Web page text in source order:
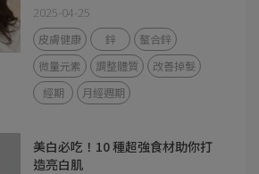
2025-04-25
皮膚健康 鋅
螯合鋅
微量元素
調整體質
改善掉髮
經期
月經週期
美白必吃！10 種超強食材助你打
造亮白肌